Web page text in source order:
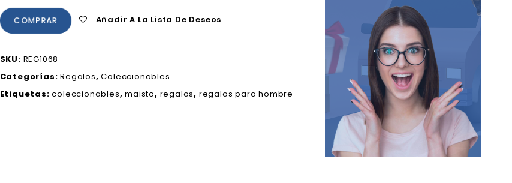
COMPRAR Añadir A La Lista De Deseos
SKU: REG1068
Categorías:Regalos,Coleccionables
Etiquetas:coleccionables,maisto, regalos, regalos para hombre